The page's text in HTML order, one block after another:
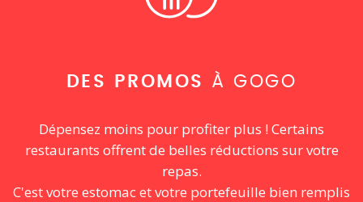
DES PROMOS À GOGO
Dépensez moins pour profiter plus ! Certains
restaurants offrent de belles réductions sur votre
repas.
C'est votre estomac et votre portefeuille bien remplis